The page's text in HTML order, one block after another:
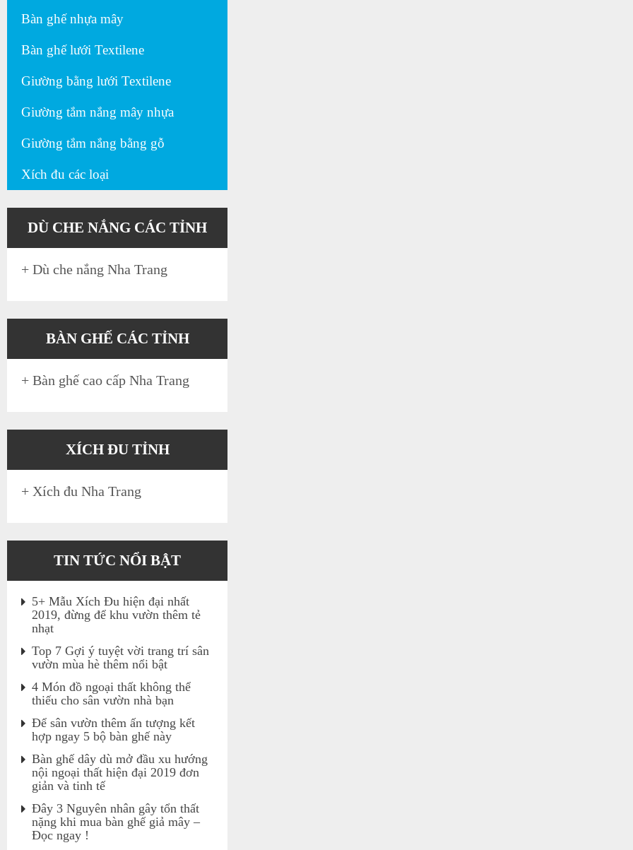
Bàn ghế nhựa mây
Bàn ghế lưới Textilene
Giường bằng lưới Textilene
Giường tắm nắng mây nhựa
Giường tắm nắng bằng gỗ
Xích đu các loại
DÙ CHE NẮNG CÁC TỈNH
+ Dù che nắng Nha Trang
BÀN GHẾ CÁC TỈNH
+ Bàn ghế cao cấp Nha Trang
XÍCH ĐU TỈNH
+ Xích đu Nha Trang
TIN TỨC NỔI BẬT
5+ Mẫu Xích Đu hiện đại nhất
2019, đừng để khu vườn thêm tẻ
nhạt
Top 7 Gợi ý tuyệt vời trang trí sân
vườn mùa hè thêm nổi bật
4 Món đồ ngoại thất không thể
thiếu cho sân vườn nhà bạn
Để sân vườn thêm ấn tượng kết
hợp ngay 5 bộ bàn ghế này
Bàn ghế dây dù mở đầu xu hướng
nội ngoại thất hiện đại 2019 đơn
giản và tinh tế
Đây 3 Nguyên nhân gây tổn thất
nặng khi mua bàn ghế giả mây –
Đọc ngay !